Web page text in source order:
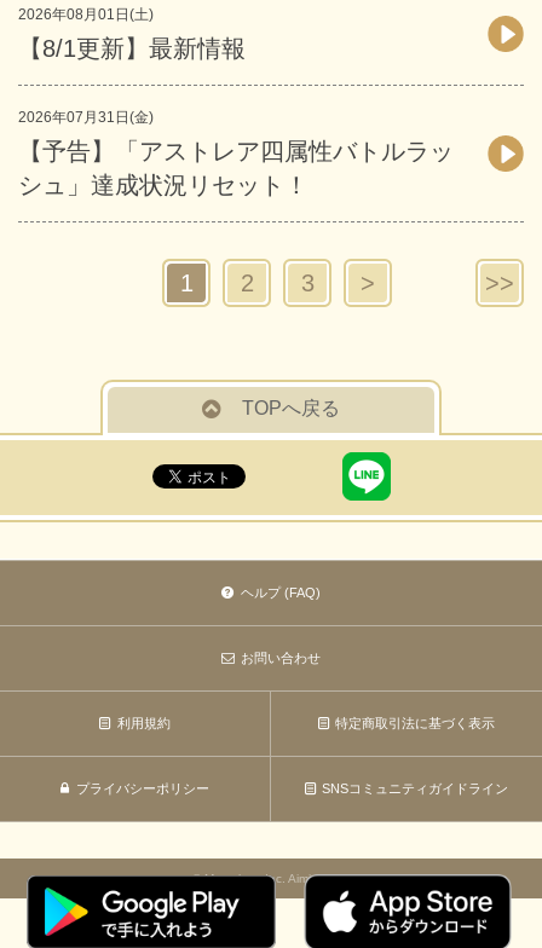
2026年08月01日(土)
【8/1更新】最新情報
2026年07月31日(金)
【予告】「アストレア四属性バトルラッ
シュ」達成状況リセット！
1 2 3 > >>
TOPへ戻る
ヘルプ (FAQ)
お問い合わせ
利用規約 特定商取引法に基づく表示
プライバシーポリシー SNSコミュニティガイドライン
© Marvelous Inc. Aiming Inc.